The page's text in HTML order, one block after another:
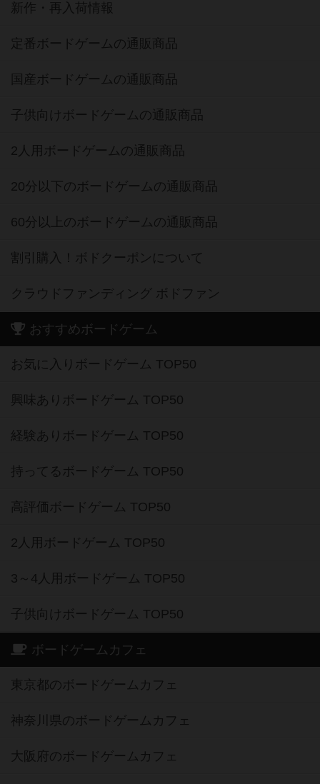
新作・再入荷情報
定番ボードゲームの通販商品
国産ボードゲームの通販商品
子供向けボードゲームの通販商品
2人用ボードゲームの通販商品
20分以下のボードゲームの通販商品
60分以上のボードゲームの通販商品
割引購入！ボドクーポンについて
クラウドファンディング ボドファン
おすすめボードゲーム
お気に入りボードゲーム TOP50
興味ありボードゲーム TOP50
経験ありボードゲーム TOP50
持ってるボードゲーム TOP50
高評価ボードゲーム TOP50
2人用ボードゲーム TOP50
3～4人用ボードゲーム TOP50
子供向けボードゲーム TOP50
ボードゲームカフェ
東京都のボードゲームカフェ
神奈川県のボードゲームカフェ
大阪府のボードゲームカフェ